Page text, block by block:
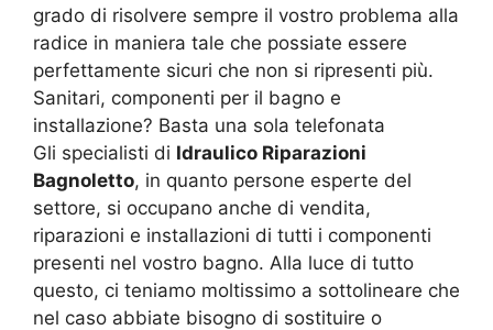
grado di risolvere sempre il vostro problema alla
radice in maniera tale che possiate essere
perfettamente sicuri che non si ripresenti più.
Sanitari, componenti per il bagno e
installazione? Basta una sola telefonata
Gli specialisti di Idraulico Riparazioni
Bagnoletto, in quanto persone esperte del
settore, si occupano anche di vendita,
riparazioni e installazioni di tutti i componenti
presenti nel vostro bagno. Alla luce di tutto
questo, ci teniamo moltissimo a sottolineare che
nel caso abbiate bisogno di sostituire o